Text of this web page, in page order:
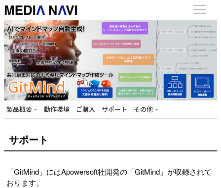
製品概要 動作環境 ご購入 サポート その他
サポート
「GitMind」にはApowersoft社開発の「GitMind」が収録されて
おります。